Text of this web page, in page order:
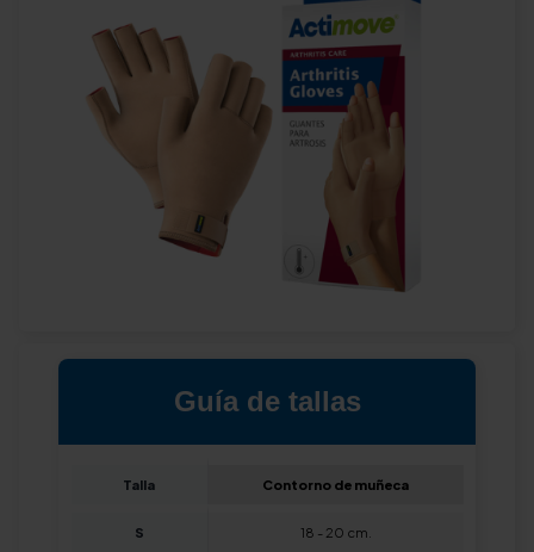
Guía de tallas
Talla Contorno de muñeca
S 18 - 20 cm.